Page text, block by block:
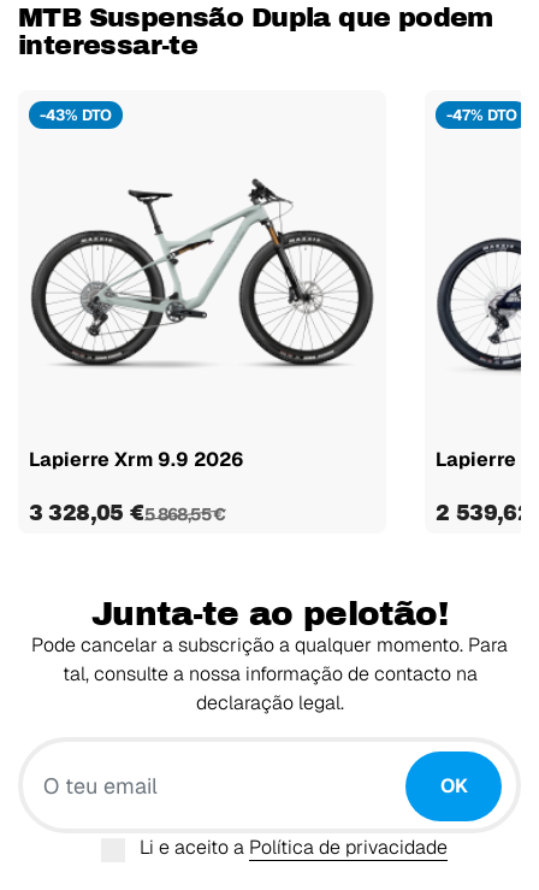
MTB Suspensão Dupla que podem
interessar-te
-43% DTO
Lapierre Xrm 9.9 2026
3 328,05 €5 868,55 €
-47% DTO
Lapierre
2 539,62
Junta-te ao pelotão!
Pode cancelar a subscrição a qualquer momento. Para
tal, consulte a nossa informação de contacto na
declaração legal.
OK
Li e aceito a Política de privacidade